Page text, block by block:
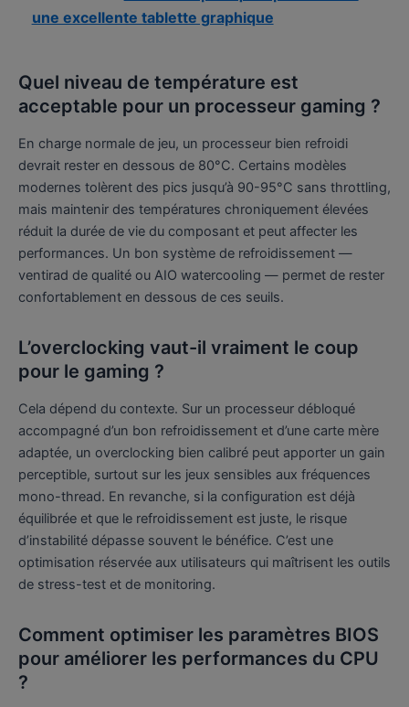
une excellente tablette graphique
Quel niveau de température est
acceptable pour un processeur gaming ?
En charge normale de jeu, un processeur bien refroidi
devrait rester en dessous de 80°C. Certains modèles
modernes tolèrent des pics jusqu’à 90-95°C sans throttling,
mais maintenir des températures chroniquement élevées
réduit la durée de vie du composant et peut affecter les
performances. Un bon système de refroidissement —
ventirad de qualité ou AIO watercooling — permet de rester
confortablement en dessous de ces seuils.
L’overclocking vaut-il vraiment le coup
pour le gaming ?
Cela dépend du contexte. Sur un processeur débloqué
accompagné d’un bon refroidissement et d’une carte mère
adaptée, un overclocking bien calibré peut apporter un gain
perceptible, surtout sur les jeux sensibles aux fréquences
mono-thread. En revanche, si la configuration est déjà
équilibrée et que le refroidissement est juste, le risque
d’instabilité dépasse souvent le bénéfice. C’est une
optimisation réservée aux utilisateurs qui maîtrisent les outils
de stress-test et de monitoring.
Comment optimiser les paramètres BIOS
pour améliorer les performances du CPU
?